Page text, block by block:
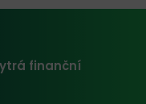
finanční